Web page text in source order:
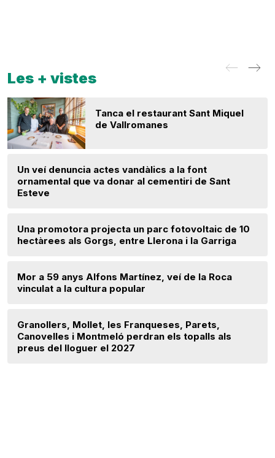
Les + vistes
Tanca el restaurant Sant Miquel
de Vallromanes
Un veí denuncia actes vandàlics a la font
ornamental que va donar al cementiri de Sant
Esteve
Una promotora projecta un parc fotovoltaic de 10
hectàrees als Gorgs, entre Llerona i la Garriga
Mor a 59 anys Alfons Martínez, veí de la Roca
vinculat a la cultura popular
Granollers, Mollet, les Franqueses, Parets,
Canovelles i Montmeló perdran els topalls als
preus del lloguer el 2027